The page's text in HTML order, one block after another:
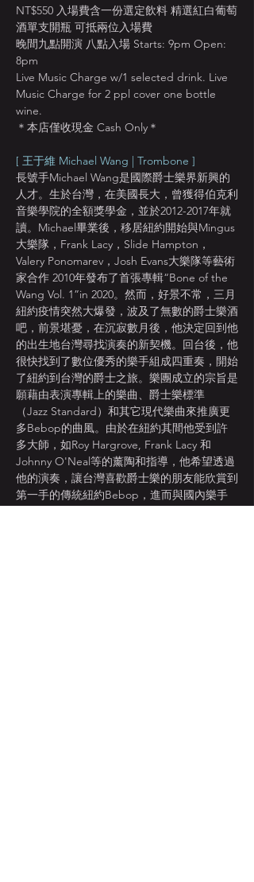
NT$550 入場費含一份選定飲料 精選紅白葡萄
酒單支開瓶 可抵兩位入場費
晚間九點開演 八點入場 Starts: 9pm Open:
8pm
Live Music Charge w/1 selected drink. Live
Music Charge for 2 ppl cover one bottle
wine.
＊本店僅收現金 Cash Only＊
[ 王于維 Michael Wang | Trombone ]
長號手Michael Wang是國際爵士樂界新興的
人才。生於台灣，在美國長大，曾獲得伯克利
音樂學院的全額獎學金，並於2012-2017年就
讀。Michael畢業後，移居紐約開始與Mingus
大樂隊，Frank Lacy，Slide Hampton，
Valery Ponomarev，Josh Evans大樂隊等藝術
家合作 2010年發布了首張專輯“Bone of the
Wang Vol. 1”in 2020。然而，好景不常，三月
紐約疫情突然大爆發，波及了無數的爵士樂酒
吧，前景堪憂，在沉寂數月後，他決定回到他
的出生地台灣尋找演奏的新契機。回台後，他
很快找到了數位優秀的樂手組成四重奏，開始
了紐約到台灣的爵士之旅。樂團成立的宗旨是
願藉由表演專輯上的樂曲、爵士樂標準
（Jazz Standard）和其它現代樂曲來推廣更
多Bebop的曲風。由於在紐約其間他受到許
多大師，如Roy Hargrove, Frank Lacy 和
Johnny O'Neal等的薰陶和指導，他希望透過
他的演奏，讓台灣喜歡爵士樂的朋友能欣賞到
第一手的傳統紐約Bebop，進而與國內樂手